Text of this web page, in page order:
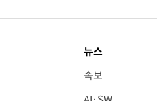
뉴스
속보